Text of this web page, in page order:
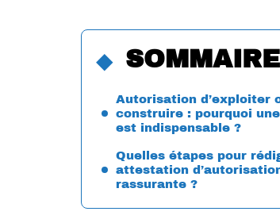
SOMMAIRE
Autorisation d’exploiter
construire : pourquoi
est indispensable ?
Quelles étapes pour
attestation
rassurante ?